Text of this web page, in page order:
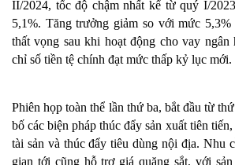
II/2024, tốc độ chậm nhất kể từ quý I/
5,1%. Tăng trưởng giảm so với mức
thất vọng sau khi hoạt động cho vay ngân
chỉ số tiền tệ chính đạt mức thấp kỷ lục mới.
Phiên họp toàn thể lần thứ ba, bắt đầu từ
bố các biện pháp thúc đẩy sản xuất tiên
tài sản và thúc đẩy tiêu dùng nội địa. Nhu
gian tới cũng hỗ trợ giá quặng sắt, với